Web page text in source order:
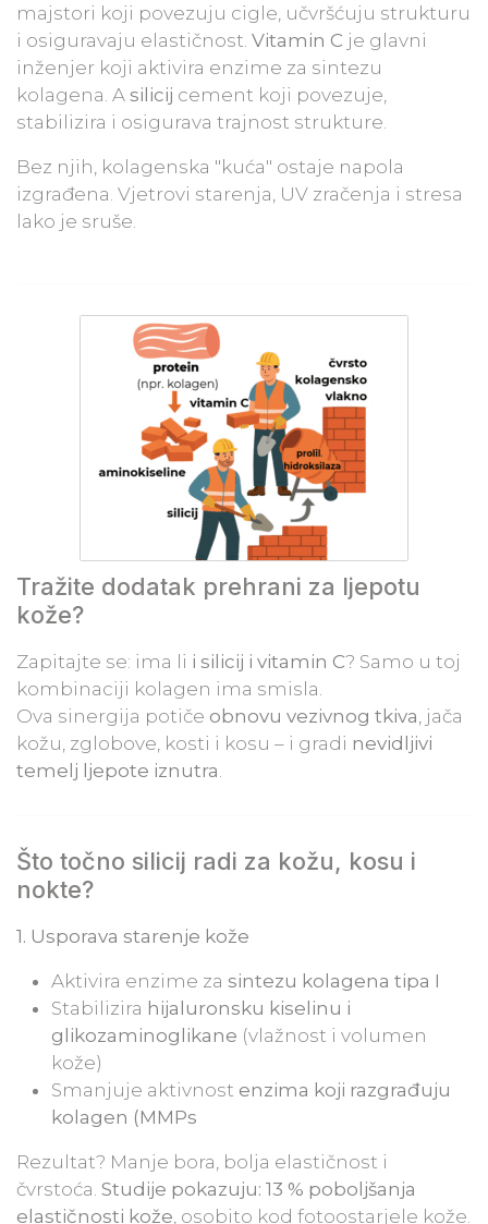
majstori koji povezuju cigle, učvršćuju strukturu
i osiguravaju elastičnost. Vitamin C je glavni
inženjer koji aktivira enzime za sintezu
kolagena. A silicij cement koji povezuje,
stabilizira i osigurava trajnost strukture.
Bez njih, kolagenska "kuća" ostaje napola
izgrađena. Vjetrovi starenja, UV zračenja i stresa
lako je sruše.
Tražite dodatak prehrani za ljepotu
kože?
Zapitajte se: ima li i silicij i vitamin C? Samo u toj
kombinaciji kolagen ima smisla.
Ova sinergija potiče obnovu vezivnog tkiva , jača
kožu, zglobove, kosti i kosu – i gradi nevidljivi
temelj ljepote iznutra
Što točno silicij radi za kožu, kosu i
nokte?
​1. Usporava starenje kože
Aktivira enzime za sintezu kolagena tipa I
Stabilizira hijaluronsku kiselinu i
glikozaminoglikane (vlažnost i volumen
kože)
Smanjuje aktivnost enzima koji razgrađuju
kolagen (MMPs
Rezultat? Manje bora, bolja elastičnost i
čvrstoća. Studije pokazuju: 13 % poboljšanja
elastičnosti kože , osobito kod fotoostarjele kože.